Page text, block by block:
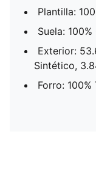
Plantilla:
Suela: 100%
Exterior:
Sintético,
Forro: 100%